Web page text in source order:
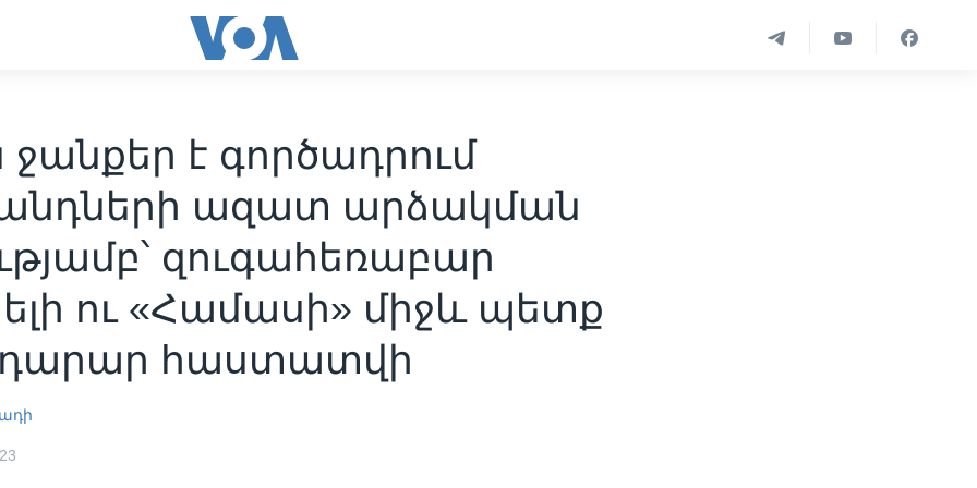
ջանքեր է գործադրում
ազատ արձակման
զուգահեռաբար
ու «Համասի» միջև պետք
հաստատվի